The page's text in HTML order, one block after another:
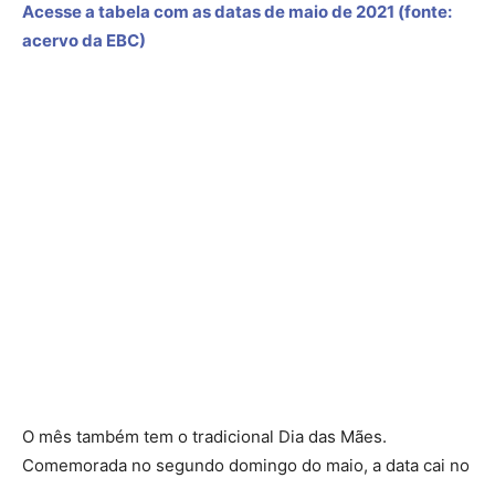
Acesse a tabela com as datas de maio de 2021 (fonte:
acervo da EBC)
O mês também tem o tradicional Dia das Mães.
Comemorada no segundo domingo do maio, a data cai no